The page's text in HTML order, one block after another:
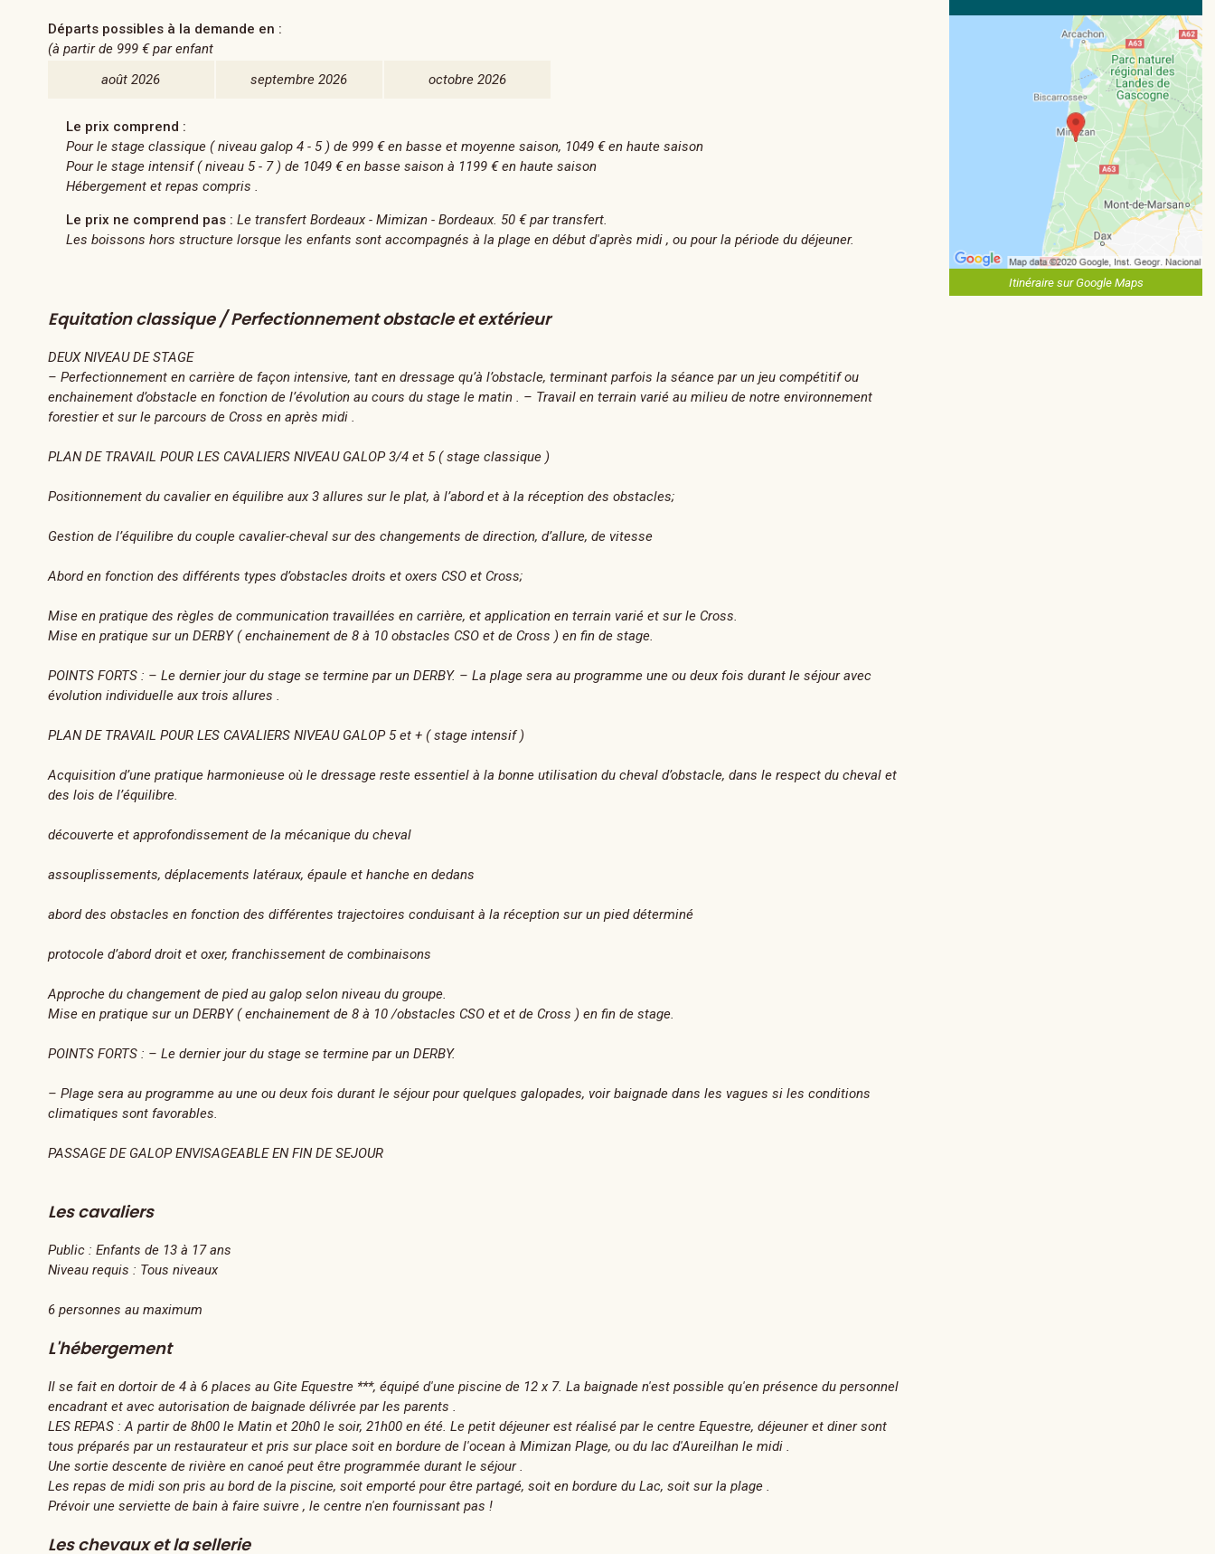
Départs possibles à la demande en :
(à partir de 999 €par enfant
août 2026
septembre 2026 octobre 2026
Le prix comprend :
Pour le stage classique ( niveau galop 4 - 5 ) de 999 € en basse et moyenne saison, 1049 € en haute saison
Pour le stage intensif ( niveau 5 - 7 ) de 1049 € en basse saison à 1199 € en haute saison
Hébergement et repas compris .
Le prix ne comprend pas : Le transfert Bordeaux - Mimizan - Bordeaux. 50 € par transfert.
Les boissons hors structure lorsque les enfants sont accompagnés à la plage en début d'après midi , ou pour la période du déjeuner.
Equitation classique / Perfectionnement obstacle et extérieur
DEUX NIVEAU DE STAGE
– Perfectionnement en carrière de façon intensive, tant en dressage qu’à l’obstacle, terminant parfois la séance par un jeu compétitif ou
enchainement d’obstacle en fonction de l’évolution au cours du stage le matin . – Travail en terrain varié au milieu de notre environnement
forestier et sur le parcours de Cross en après midi .
PLAN DE TRAVAIL POUR LES CAVALIERS NIVEAU GALOP 3/4 et 5 ( stage classique )
Positionnement du cavalier en équilibre aux 3 allures sur le plat, à l’abord et à la réception des obstacles;
Gestion de l’équilibre du couple cavalier-cheval sur des changements de direction, d’allure, de vitesse
Abord en fonction des différents types d’obstacles droits et oxers CSO et Cross;
Mise en pratique des règles de communication travaillées en carrière, et application en terrain varié et sur le Cross.
Mise en pratique sur un DERBY ( enchainement de 8 à 10 obstacles CSO et de Cross ) en fin de stage.
POINTS FORTS : – Le dernier jour du stage se termine par un DERBY. – La plage sera au programme une ou deux fois durant le séjour avec
évolution individuelle aux trois allures .
PLAN DE TRAVAIL POUR LES CAVALIERS NIVEAU GALOP 5 et + ( stage intensif )
Acquisition d’une pratique harmonieuse où le dressage reste essentiel à la bonne utilisation du cheval d’obstacle, dans le respect du cheval et
des lois de l’équilibre.
découverte et approfondissement de la mécanique du cheval
assouplissements, déplacements latéraux, épaule et hanche en dedans
abord des obstacles en fonction des différentes trajectoires conduisant à la réception sur un pied déterminé
protocole d’abord droit et oxer, franchissement de combinaisons
Approche du changement de pied au galop selon niveau du groupe.
Mise en pratique sur un DERBY ( enchainement de 8 à 10 /obstacles CSO et et de Cross ) en fin de stage.
POINTS FORTS : – Le dernier jour du stage se termine par un DERBY.
– Plage sera au programme au une ou deux fois durant le séjour pour quelques galopades, voir baignade dans les vagues si les conditions
climatiques sont favorables.
PASSAGE DE GALOP ENVISAGEABLE EN FIN DE SEJOUR
Les cavaliers
Public : Enfants de 13 à 17 ans
Niveau requis : Tous niveaux
6 personnes au maximum
L'hébergement
Il se fait en dortoir de 4 à 6 places au Gite Equestre ***, équipé d'une piscine de 12 x 7. La baignade n'est possible qu'en présence du personnel
encadrant et avec autorisation de baignade délivrée par les parents .
LES REPAS : A partir de 8h00 le Matin et 20h0 le soir, 21h00 en été. Le petit déjeuner est réalisé par le centre Equestre, déjeuner et diner sont
tous préparés par un restaurateur et pris sur place soit en bordure de l'ocean à Mimizan Plage, ou du lac d'Aureilhan le midi .
Une sortie descente de rivière en canoé peut être programmée durant le séjour .
Les repas de midi son pris au bord de la piscine, soit emporté pour être partagé, soit en bordure du Lac, soit sur la plage .
Prévoir une serviette de bain à faire suivre , le centre n'en fournissant pas !
Les chevaux et la sellerie
Itinéraire sur Google Maps